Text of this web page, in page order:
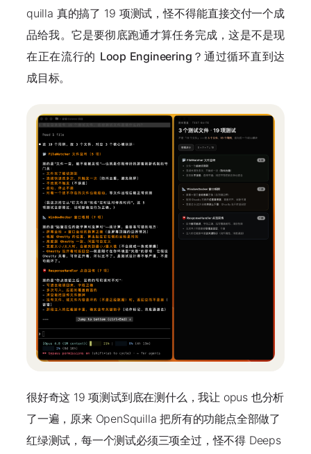
quilla 真的搞了 19 项测试，怪不得能直接交付一个成
品给我。它是要彻底跑通才算任务完成，这是不是现
在正在流行的 Loop Engineering ？通过循环直到达
成目标。
很好奇这 19 项测试到底在测什么，我让 opus 也分析
了一遍，原来 OpenSquilla 把所有的功能点全部做了
红绿测试，每一个测试必须三项全过，怪不得 Deeps